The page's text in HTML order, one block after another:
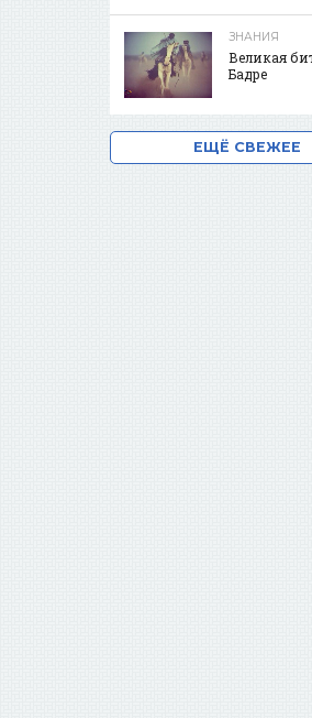
ЗНАНИЯ
Великая
Бадре
ЕЩЁ СВЕЖЕЕ